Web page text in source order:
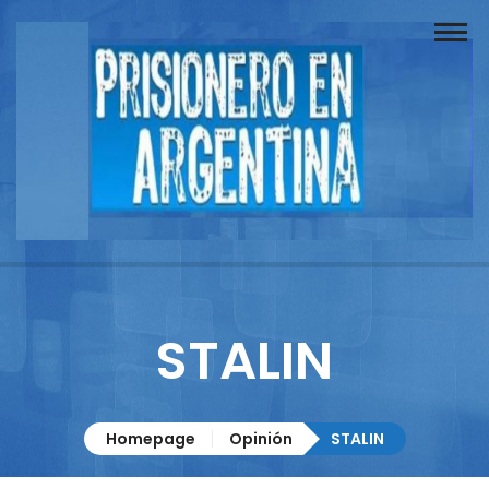
Buscador
Documentos
Columnistas
Contacto
STALIN
Homepage Opinión STALIN